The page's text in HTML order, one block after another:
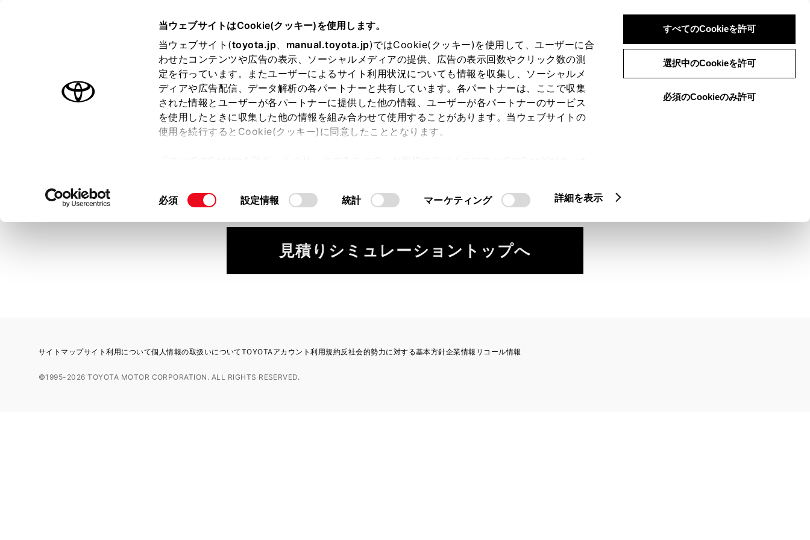
当ウェブサイトはCookie(クッキー)を使用します。
当ウェブサイト(toyota.jp、 manual.toyota.jp)ではCookie(クッキー)を使用して、ユーザーに合
わせたコンテンツや広告の表示、ソーシャルメディアの提供、広告の表示回数やクリック数の測
定を行っています。またユーザーによるサイト利用状況についても情報を収集し、ソーシャルメ
ディアや広告配信、データ解析の各パートナーと共有しています。各パートナーは、ここで収集
された情報とユーザーが各パートナーに提供した他の情報、ユーザーが各パートナーのサービス
を使用したときに収集した他の情報を組み合わせて使用することがあります。当ウェブサイトの
使用を続行するとCookie(クッキー)に同意したこととなります。
て」をご覧ください。
同
必須 設定情報 統計 マーケティング 詳細を表示
すべてのCookieを許可
選択中のCookieを許可
必須のCookieのみ許可
ログイン 検索 メニュー
オーナーサポート トピックス
見積りシミュレーション
見積りシミュレーショントップへ
サイトマップサイト利用について個人情報の取扱いについてTOYOTAアカウント利用規約反社会的勢力に対する基本方針企業情報 リコール情報
©1995-2026 TOYOTA MOTOR CORPORATION. ALL RIGHTS RESERVED.